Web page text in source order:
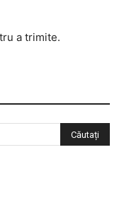
a trimite.